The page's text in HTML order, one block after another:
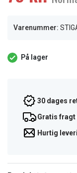
Varenummer:
På lager
30 dages
Gratis fragt
Hurtig